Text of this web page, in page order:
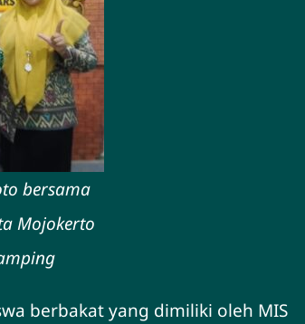
bersama
Mojokerto
berbakat yang dimiliki oleh MIS